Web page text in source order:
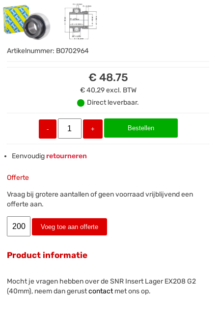
Artikelnummer: BO702964
€ 48.75
€ 40,29excl. BTW
Direct leverbaar.
- + Bestellen
Eenvoudigretourneren
Offerte
Vraag bij grotere aantallen of geen voorraad vrijblijvend een
offerte aan.
Voeg toe aan offerte
Product informatie
Mocht je vragen hebben over de SNR Insert Lager EX208 G2
(40mm), neem dan gerustcontactmet ons op.